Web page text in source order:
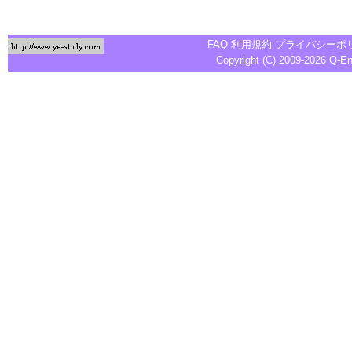
FAQ 利用規約 プライバシーポ
Copyright (C) 2009-2026 Q-